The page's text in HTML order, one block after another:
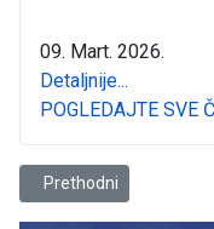
09. Mart. 2026.
Detaljnije...
POGLEDAJTE SVE
Prethodni članak:
Prethodni